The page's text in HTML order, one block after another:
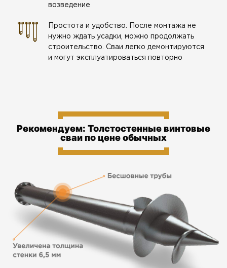
возведение
Простота и удобство. После монтажа не
нужно ждать усадки, можно продолжать
строительство. Сваи легко демонтируются
и могут эксплуатироваться повторно
Рекомендуем: Толстостенные винтовые
сваи по цене обычных